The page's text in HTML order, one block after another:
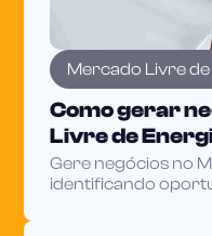
Mercado Livre
Como gerar
Livre de
Gere negócios no
identificando